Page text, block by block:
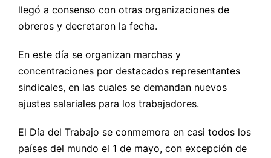
llegó a consenso con otras organizaciones de
obreros y decretaron la fecha.
En este día se organizan marchas y
concentraciones por destacados representantes
sindicales, en las cuales se demandan nuevos
ajustes salariales para los trabajadores.
El Día del Trabajo se conmemora en casi todos los
países del mundo el 1 de mayo, con excepción de